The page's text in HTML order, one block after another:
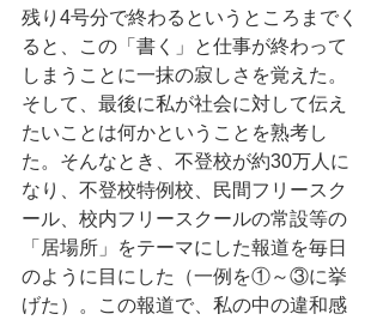
残り4号分で終わるというところまでく
ると、この「書く」と仕事が終わって
しまうことに一抹の寂しさを覚えた。
そして、最後に私が社会に対して伝え
たいことは何かということを熟考し
た。そんなとき、不登校が約30万人に
なり、不登校特例校、民間フリースク
ール、校内フリースクールの常設等の
「居場所」をテーマにした報道を毎日
のように目にした（一例を①～③に挙
げた）。この報道で、私の中の違和感